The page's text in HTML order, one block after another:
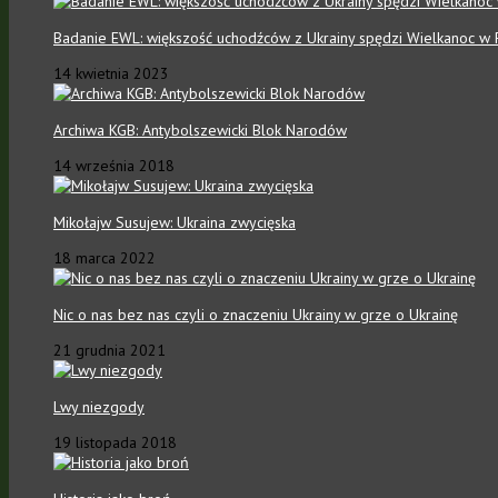
Badanie EWL: większość uchodźców z Ukrainy spędzi Wielkanoc w
14 kwietnia 2023
Archiwa KGB: Antybolszewicki Blok Narodów
14 września 2018
Mikołajw Susujew: Ukraina zwycięska
18 marca 2022
Nic o nas bez nas czyli o znaczeniu Ukrainy w grze o Ukrainę
21 grudnia 2021
Lwy niezgody
19 listopada 2018